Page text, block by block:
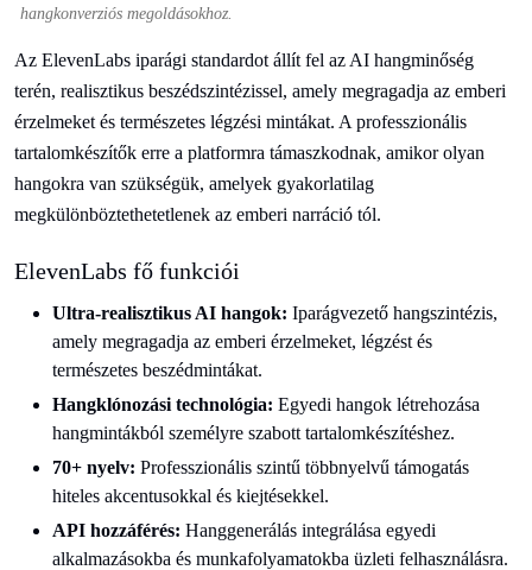
hangkonverziós megoldásokhoz.
Az ElevenLabs iparági standardot állít fel az AI hangminőség
terén, realisztikus beszédszintézissel, amely megragadja az emberi
érzelmeket és természetes légzési mintákat. A professzionális
tartalomkészítők erre a platformra támaszkodnak, amikor olyan
hangokra van szükségük, amelyek gyakorlatilag
megkülönböztethetetlenek az emberi narráció tól.
ElevenLabs fő funkciói
Ultra-realisztikus AI hangok: Iparágvezető hangszintézis,
amely megragadja az emberi érzelmeket, légzést és
természetes beszédmintákat.
Hangklónozási technológia: Egyedi hangok létrehozása
hangmintákból személyre szabott tartalomkészítéshez.
70+ nyelv: Professzionális szintű többnyelvű támogatás
hiteles akcentusokkal és kiejtésekkel.
API hozzáférés: Hanggenerálás integrálása egyedi
alkalmazásokba és munkafolyamatokba üzleti felhasználásra.